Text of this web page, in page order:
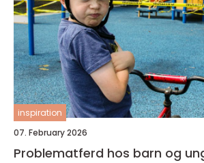
inspiration
07. February 2026
Problematferd hos barn og unge